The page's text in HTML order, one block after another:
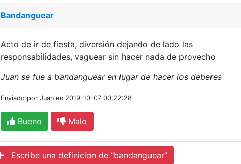
Bandanguear
Acto de ir de fiesta, diversión dejando de lado las
responsabilidades, vaguear sin hacer nada de provecho
Juan se fue a bandanguear en lugar de hacer los deberes
Enviado por Juan en 2019-10-07 00:22:28
Bueno Malo
Escribe una definicion de “bandanguear”